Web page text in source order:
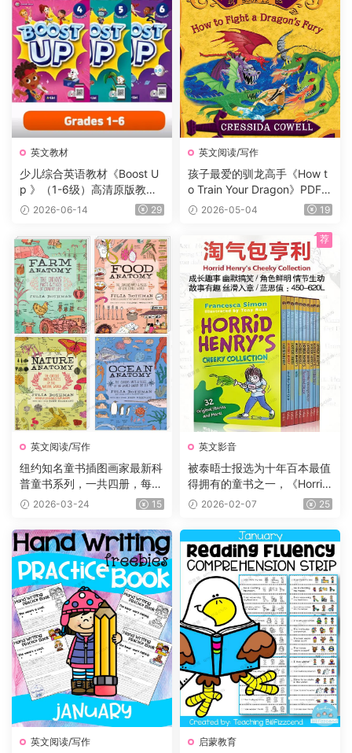
英文教材
少儿综合英语教材《Boost U
p 》（1-6级）高清原版教
材，学生书+课本答案试题
2026-06-14 29
英文阅读/写作
孩子最爱的驯龙高手《How t
o Train Your Dragon》PDF书
籍12册+电子书及音频+3册漫
2026-05-04 19
英文阅读/写作
纽约知名童书插图画家最新科
普童书系列，一共四册，每册
225页，自然+海洋+食物+农
有趣，特别适合小朋友们阅
读。
2026-03-24 15
英文影音
被泰晤士报选为十年百本最值
得拥有的童书之一，《Horrid
Henry 》淘气包亨利系列，P
集、电影、练习等
2026-02-07 25
荐
英文阅读/写作 启蒙教育